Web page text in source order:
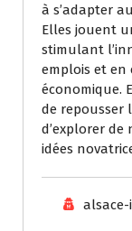
à s’adapter
Elles jouent
stimulant
emplois et
économique.
de repousser
d’explorer de
idées
alsace-